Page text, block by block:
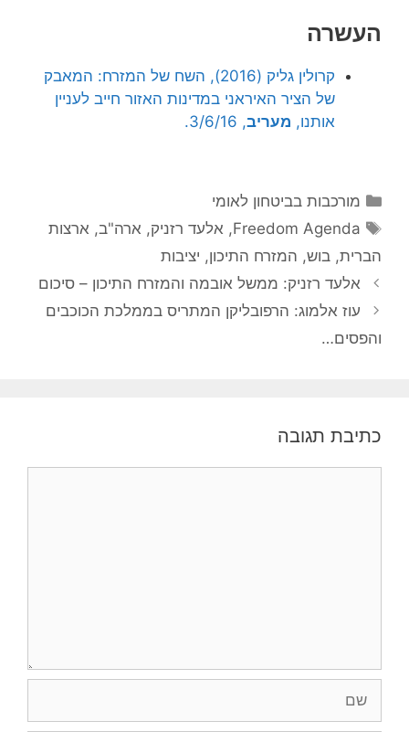
העשרה
קרולין גליק (2016), השח של המזרח: המאבק
של הציר האיראני במדינות האזור חייב לעניין
אותנו, מעריב, 3/6/16.
קטגוריות
מורכבות בביטחון לאומי
תגיות
Freedom Agenda
, אלעד רזניק, ארה"ב, ארצות
הברית, בוש, המזרח התיכון, יציבות
אלעד רזניק: ממשל אובמה והמזרח התיכון – סיכום
עוז אלמוג: הרפובליקן המתריס בממלכת הכוכבים
והפסים…
כתיבת תגובה